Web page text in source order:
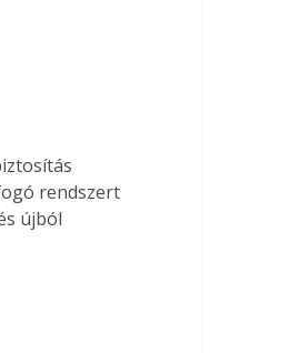
rendszert
újból